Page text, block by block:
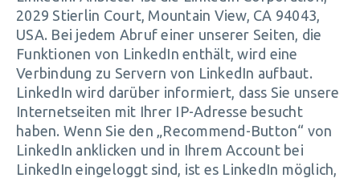
2029 Stierlin Court, Mountain View, CA 94043,
USA. Bei jedem Abruf einer unserer Seiten, die
Funktionen von LinkedIn enthält, wird eine
Verbindung zu Servern von LinkedIn aufbaut.
LinkedIn wird darüber informiert, dass Sie unsere
Internetseiten mit Ihrer IP-Adresse besucht
haben. Wenn Sie den „Recommend-Button“ von
LinkedIn anklicken und in Ihrem Account bei
LinkedIn eingeloggt sind, ist es LinkedIn möglich,